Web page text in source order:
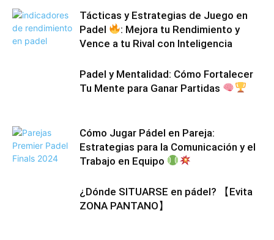
Tácticas y Estrategias de Juego en
Padel
: Mejora tu Rendimiento y
Vence a tu Rival con Inteligencia
Padel y Mentalidad: Cómo Fortalecer
Tu Mente para Ganar Partidas
Cómo Jugar Pádel en Pareja:
Estrategias para la Comunicación y el
Trabajo en Equipo
¿Dónde SITUARSE en pádel? 【Evita
ZONA PANTANO】